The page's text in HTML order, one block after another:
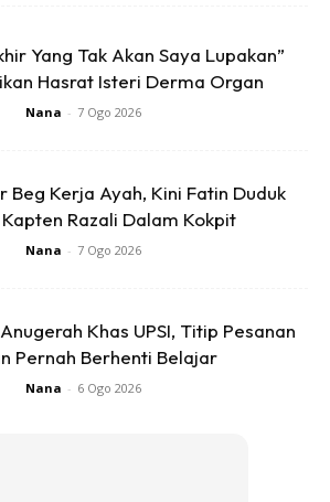
ayah tidak sempat tinggal di rumah
tinggal bersama ibu sehingga ke
untuk menjadi nelayan selepas
membuat berus pada April lalu,”
Yang Tak Akan Saya Lupakan”
Hasrat Isteri Derma Organ
Nana - 7 Ogo 2026
Beg Kerja Ayah, Kini Fatin Duduk
Razali Dalam Kokpit
Nana - 7 Ogo 2026
Khas UPSI, Titip Pesanan
Pernah Berhenti Belajar
Nana - 6 Ogo 2026